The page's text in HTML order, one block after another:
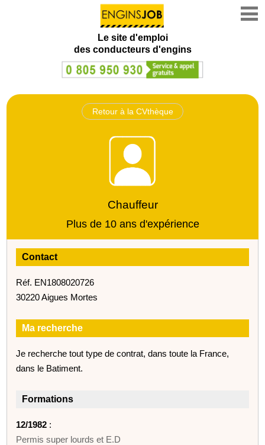
Le site d'emploi
des conducteurs d'engins
Retour à la CVthèque
Chauffeur
Plus de 10 ans d'expérience
Contact
Réf. EN1808020726
30220 Aigues Mortes
Ma recherche
Je recherche tout type de contrat, dans toute la France,
dans le Batiment.
Formations
12/1982 :
Permis super lourds et E.D